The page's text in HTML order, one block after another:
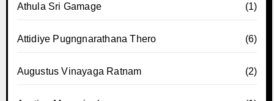
Athula Sri Gamage (1)
Attidiye Pugngnarathana Thero (6)
Augustus Vinayaga Ratnam (2)